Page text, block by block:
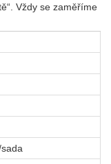
Vždy se zaměříme